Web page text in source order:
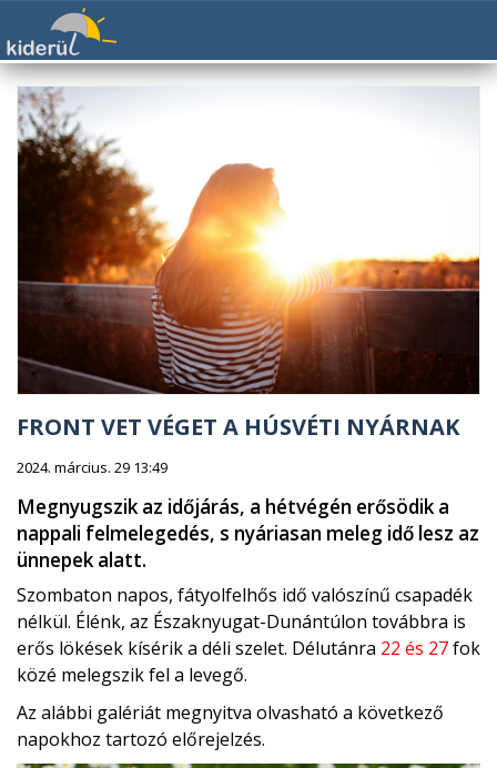
FRONT VET VÉGET A HÚSVÉTI NYÁRNAK
2024. március. 29 13:49
Megnyugszik az időjárás, a hétvégén erősödik a
nappali felmelegedés, s nyáriasan meleg idő lesz az
ünnepek alatt.
Szombaton napos, fátyolfelhős idő valószínű csapadék
nélkül. Élénk, az Északnyugat-Dunántúlon továbbra is
erős lökések kísérik a déli szelet. Délutánra 22 és 27fok
közé melegszik fel a levegő.
Az alábbi galériát megnyitva olvasható a következő
napokhoz tartozó előrejelzés.